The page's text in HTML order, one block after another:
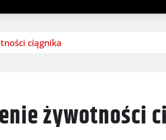
ciągnika
żywotności